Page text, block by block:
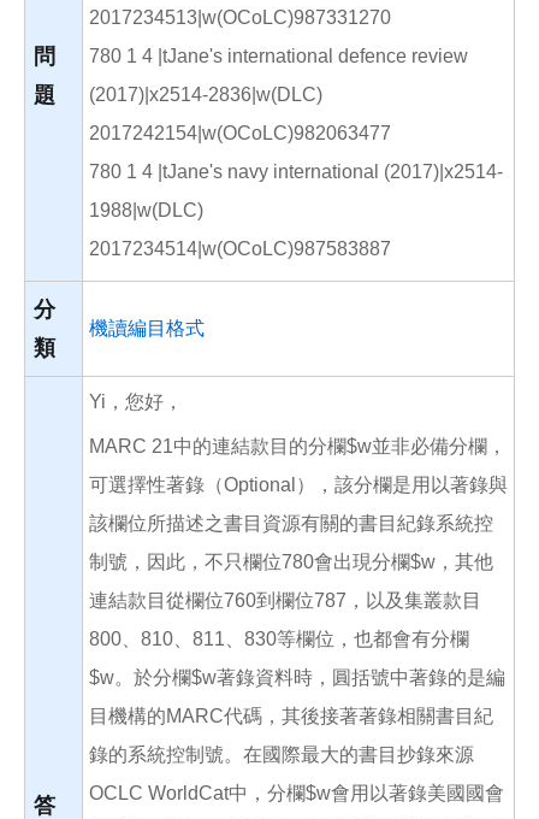
問
題
2017234513|w(OCoLC)987331270
780 1 4 |tJane's international defence review
(2017)|x2514-2836|w(DLC)
2017242154|w(OCoLC)982063477
780 1 4 |tJane's navy international (2017)|x2514-
1988|w(DLC)
2017234514|w(OCoLC)987583887
分
類
機讀編目格式
答
Yi，您好，
MARC 21中的連結款目的分欄$w並非必備分欄，
可選擇性著錄（Optional），該分欄是用以著錄與
該欄位所描述之書目資源有關的書目紀錄系統控
制號，因此，不只欄位780會出現分欄$w，其他
連結款目從欄位760到欄位787，以及集叢款目
800、810、811、830等欄位，也都會有分欄
$w。於分欄$w著錄資料時，圓括號中著錄的是編
目機構的MARC代碼，其後接著著錄相關書目紀
錄的系統控制號。在國際最大的書目抄錄來源
OCLC WorldCat中，分欄$w會用以著錄美國國會